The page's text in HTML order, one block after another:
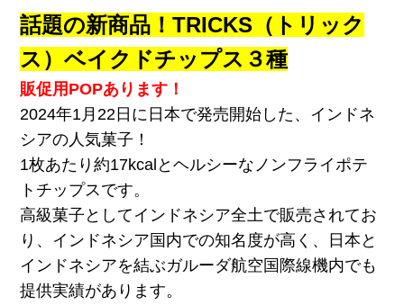
話題の新商品！TRICKS（トリック
ス）ベイクドチップス３種
販促用POPあります！
2024年1月22日に日本で発売開始した、インドネ
シアの人気菓子！
1枚あたり約17kcalとヘルシーなノンフライポテ
トチップスです。
高級菓子としてインドネシア全土で販売されてお
り、インドネシア国内での知名度が高く、日本と
インドネシアを結ぶガルーダ航空国際線機内でも
提供実績があります。